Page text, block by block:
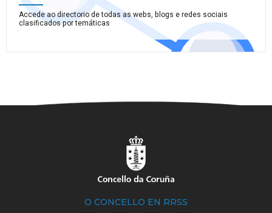
Accede ao directorio de todas as webs, blogs e redes sociais
clasificados por temáticas
O CONCELLO EN RRSS